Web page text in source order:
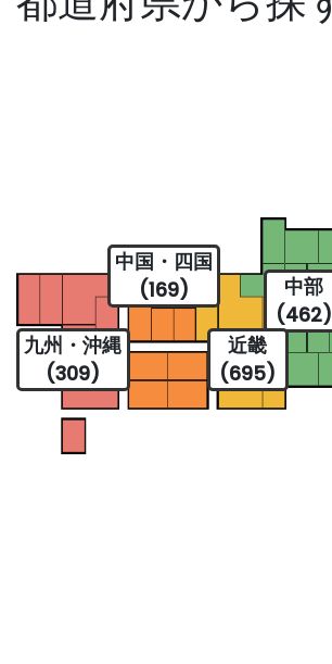
中部
(462)
近畿
(695)
中国・四国
(169)
九州・沖縄
(309)